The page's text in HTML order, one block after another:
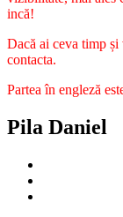
incă!
Dacă ai ceva timp
contacta.
Partea în engleză
Pila Daniel